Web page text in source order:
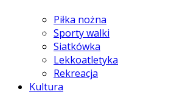
Piłka nożna
Sporty walki
Siatkówka
Lekkoatletyka
Rekreacja
Kultura